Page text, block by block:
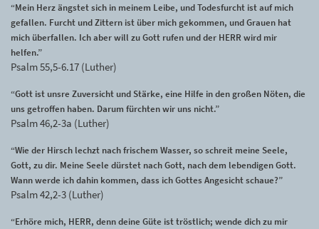
“Mein Herz ängstet sich in meinem Leibe, und Todesfurcht ist auf mich
gefallen. Furcht und Zittern ist über mich gekommen, und Grauen hat
mich überfallen. Ich aber will zu Gott rufen und der HERR wird mir
helfen.”
Psalm 55,5-6.17 (Luther)
“Gott ist unsre Zuversicht und Stärke, eine Hilfe in den großen Nöten, die
uns getroffen haben. Darum fürchten wir uns nicht.”
Psalm 46,2-3a (Luther)
“Wie der Hirsch lechzt nach frischem Wasser, so schreit meine Seele,
Gott, zu dir. Meine Seele dürstet nach Gott, nach dem lebendigen Gott.
Wann werde ich dahin kommen, dass ich Gottes Angesicht schaue?”
Psalm 42,2-3 (Luther)
“Erhöre mich, HERR, denn deine Güte ist tröstlich; wende dich zu mir